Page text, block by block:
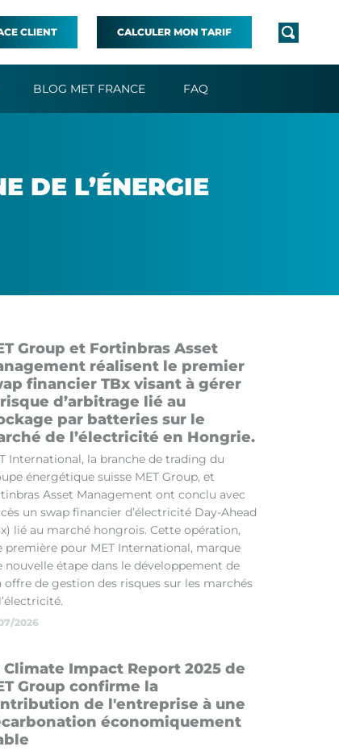
CLIENT CALCULER MON TARIF
BLOG MET FRANCE FAQ
DE L’É­NER­GIE
Group et Fortinbras Asset
réalisent le premier
financier TBx visant à gérer
d’arbitrage lié au
par batteries sur le
de l’électricité en Hongrie.
International, la branche de trading du
énergétique suisse MET Group, et
Asset Management ont conclu avec
un swap financier d’électricité Day-Ahead
lié au marché hongrois. Cette opération,
première pour MET International, marque
nouvelle étape dans le développement de
offre de gestion des risques sur les marchés
2026
Climate Impact Report 2025 de
Group confirme la
de l'entreprise à une
économiquement